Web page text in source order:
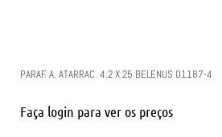
PARAF. A. ATARRAC. 4.2 X 25 BELENUS 01187-4
Faça login para ver os preços